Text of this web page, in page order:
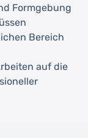
Formgebung
Bereich
auf die